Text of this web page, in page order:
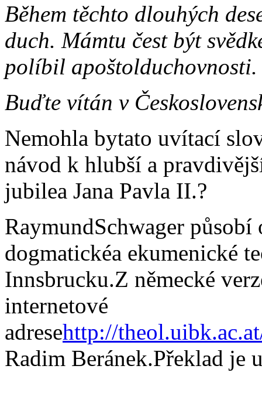
Během těchto dlouhých
duch. Mámtu čest být
políbil apoštolduchovnosti.
Buďte vítán v
Nemohla bytato uvítací
návod k hlubší a
jubilea Jana Pavla II.?
RaymundSchwager
dogmatickéa ekumenické
Innsbrucku.Z německé
internetové
adresehttp://
Radim Beránek.Překlad je